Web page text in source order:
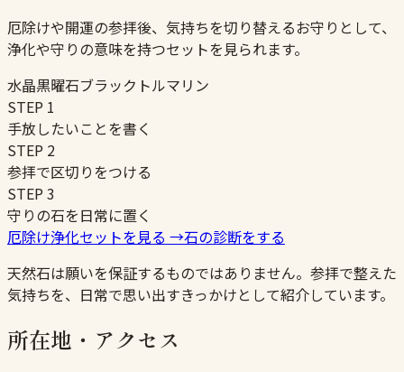
厄除けや開運の参拝後、気持ちを切り替えるお守りとして、
浄化や守りの意味を持つセットを見られます。
水晶黒曜石ブラックトルマリン
STEP 1
手放したいことを書く
STEP 2
参拝で区切りをつける
STEP3
守りの石を日常に置く
厄除け浄化セットを見る →石の診断をする
天然石は願いを保証するものではありません。参拝で整えた
気持ちを、日常で思い出すきっかけとして紹介しています。
所在地・アクセス